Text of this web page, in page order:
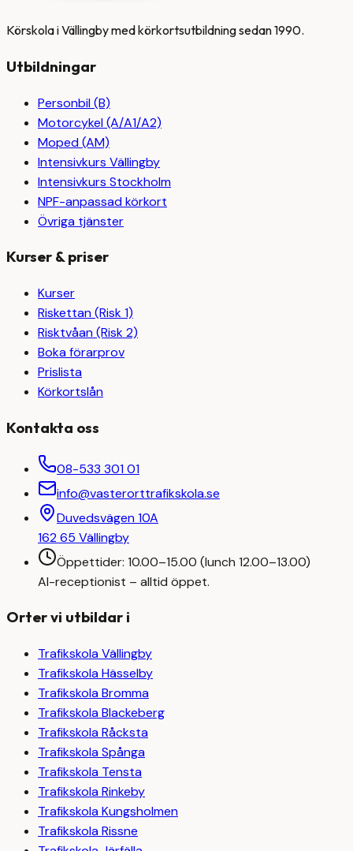
Körskola i Vällingby med körkortsutbildning sedan 1990.
Utbildningar
Personbil (B)
Motorcykel (A/A1/A2)
Moped (AM)
Intensivkurs Vällingby
Intensivkurs Stockholm
NPF-anpassad körkort
Övriga tjänster
Kurser & priser
Kurser
Riskettan (Risk 1)
Risktvåan (Risk 2)
Boka förarprov
Prislista
Körkortslån
Kontakta oss
08-533 301 01
info@vasterorttrafikskola.se
Duvedsvägen 10A
162 65 Vällingby
Öppettider: 10.00–15.00 (lunch 12.00–13.00)
AI-receptionist – alltid öppet.
Orter vi utbildar i
TrafikskolaVällingby
TrafikskolaHässelby
TrafikskolaBromma
TrafikskolaBlackeberg
TrafikskolaRåcksta
TrafikskolaSpånga
Trafikskola Tensta
TrafikskolaRinkeby
TrafikskolaKungsholmen
TrafikskolaRissne